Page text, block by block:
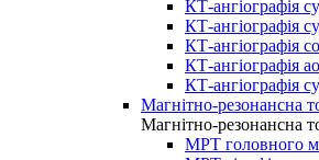
КТ-ангіографія
КТ-ангіографія
КТ-ангіографія
КТ-ангіографія
КТ-ангіографія
Магнітно-резонансна
Магнітно-резонансна
МРТ головного